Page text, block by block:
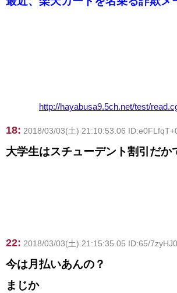
http://hayabusa9.5ch.net/test/
18: 2018/03/03(土) 21:10:53.06
大学生はスチューデント割引だか
22: 2018/03/03(土) 21:15:35.05 ID:65/7zyHJ0
今は月払いあんの？
まじか